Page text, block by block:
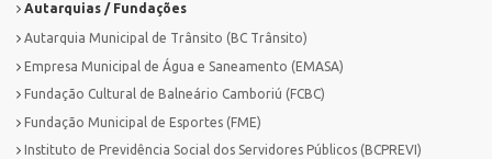
Autarquias / Fundações
Autarquia Municipal de Trânsito (BC Trânsito)
Empresa Municipal de Água e Saneamento (EMASA)
Fundação Cultural de Balneário Camboriú (FCBC)
Fundação Municipal de Esportes (FME)
Instituto de Previdência Social dos Servidores Públicos (BCPREVI)